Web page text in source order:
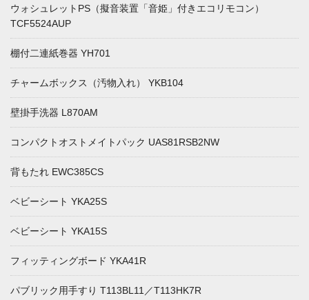
ウォシュレットPS（擬音装置「音姫」付きエコリモコン）
TCF5524AUP
棚付二連紙巻器 YH701
チャームボックス（汚物入れ） YKB104
壁掛手洗器 L870AM
コンパクトオストメイトパック UAS81RSB2NW
背もたれ EWC385CS
ベビーシート YKA25S
ベビーシート YKA15S
フィッティングボード YKA41R
パブリック用手すり T113BL11／T113HK7R